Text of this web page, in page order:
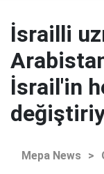
İsrailli
İsrail'in
Mepa News >